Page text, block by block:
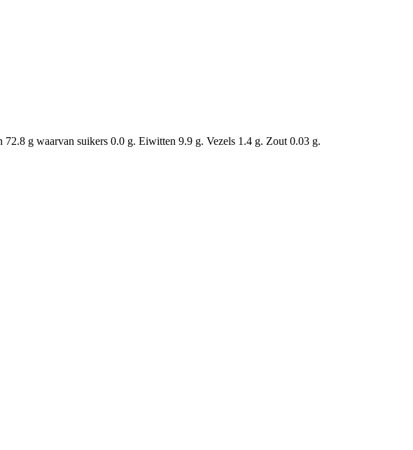
g waarvan suikers 0.0 g. Eiwitten 9.9 g. Vezels 1.4 g. Zout 0.03 g.